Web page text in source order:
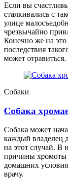
Если вы
сталкивались с
улице
чрезвычайно
Конечно же на это
последствия
может отравиться.
Собаки
Собака
Собака может
каждый владелец
на этот случай. В
причины хромоты
домашних
врачу.